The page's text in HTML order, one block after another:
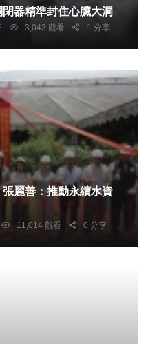
器精準封住心臟大洞
3,043 觀看 1 分享
麗善：推動永續水資
11,014 觀看 0 分享